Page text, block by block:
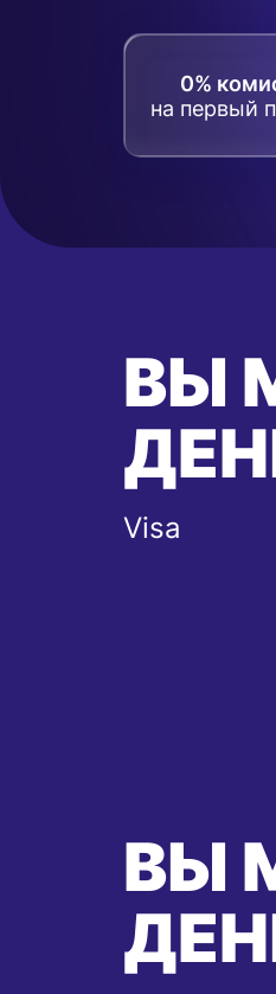
0%
на первый
ВЫ
Visa
ВЫ